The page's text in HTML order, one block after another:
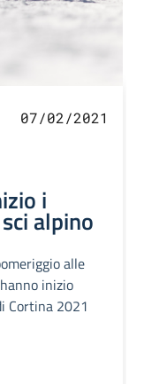
07/02/2021
i
alpino
alle
inizio
Cortina 2021